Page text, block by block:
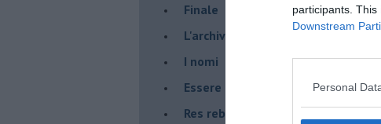
participants.
Downstream
Personal
Finale
L'archivio
I nomi
Essere
Res rebus